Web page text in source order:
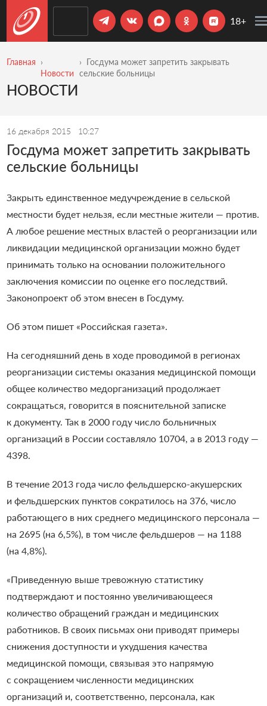
18+
Главная
Новости
Госдума может запретить закрывать
сельские больницы
НОВОСТИ
16 декабря 2015 10:27
Госдума может запретить закрывать
сельские больницы
Закрыть единственное медучреждение в сельской
местности будет нельзя, если местные жители — против.
А любое решение местных властей о реорганизации или
ликвидации медицинской организации можно будет
принимать только на основании положительного
заключения комиссии по оценке его последствий.
Законопроект об этом внесен в Госдуму.
Об этом пишет «Российская газета».
На сегодняшний день в ходе проводимой в регионах
реорганизации системы оказания медицинской помощи
общее количество медорганизаций продолжает
сокращаться, говорится в пояснительной записке
к документу. Так в 2000 году число больничных
организаций в России составляло 10704, а в 2013 году —
4398.
В течение 2013 года число фельдшерско-акушерских
и фельдшерских пунктов сократилось на 376, число
работающего в них среднего медицинского персонала —
на 2695 (на 6,5%), в том числе фельдшеров — на 1188
(на 4,8%).
«Приведенную выше тревожную статистику
подтверждают и постоянно увеличивающееся
количество обращений граждан и медицинских
работников. В своих письмах они приводят примеры
снижения доступности и ухудшения качества
медицинской помощи, связывая это напрямую
с сокращением численности медицинских
организаций и, соответственно, персонала, как